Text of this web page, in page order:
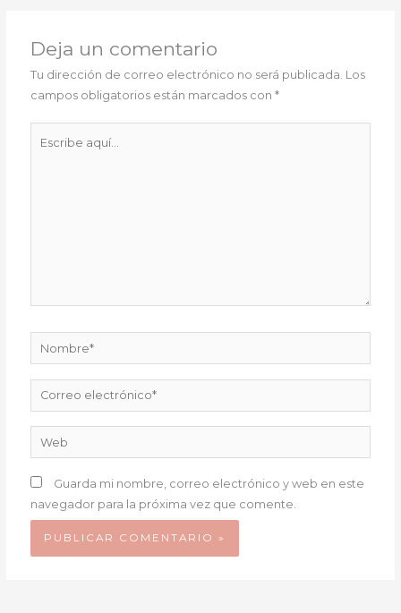
Deja un comentario
Tu dirección de correo electrónico no será publicada. Los
campos obligatorios están marcados con*
Nombre*
Correo
electrónico*
Web
Guarda mi nombre, correo electrónico y web en este
navegador para la próxima vez que comente.